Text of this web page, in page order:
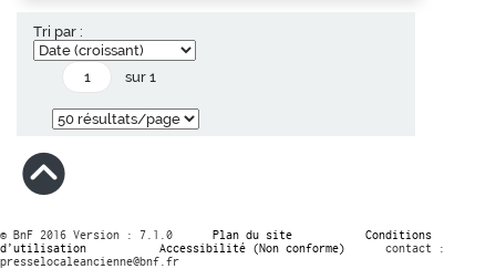
Tri par :
sur 1
© BnF 2016 Version : 7.1.0 Plan du site
Conditions
d’utilisation
Accessibilité (Non conforme)
contact :
presselocaleancienne@bnf.fr